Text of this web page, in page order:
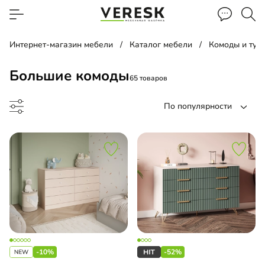
Интернет-магазин мебели Каталог мебели Комоды и
Большие комоды65 товаров
По популярности
-10% -52%